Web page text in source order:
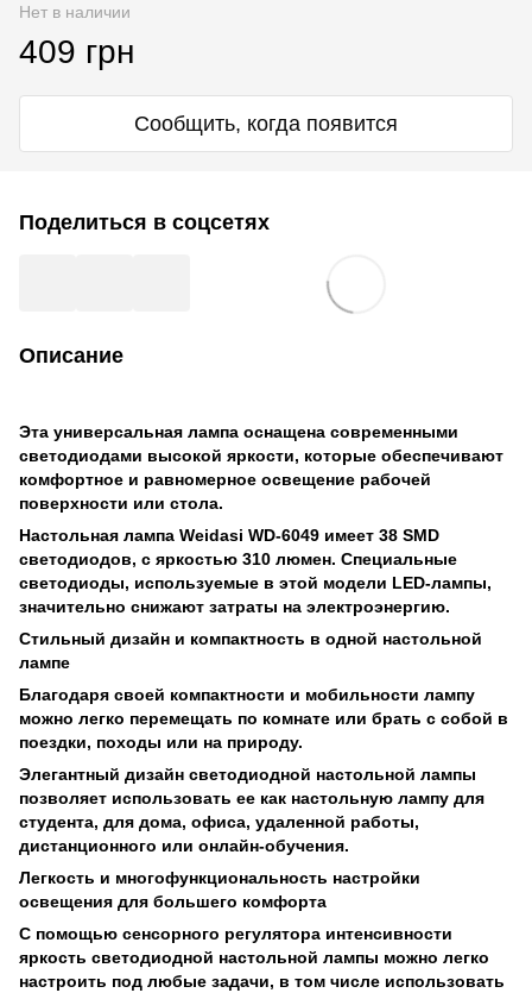
Нет в наличии
409 грн
Сообщить, когда появится
Поделиться в соцсетях
Описание
Эта универсальная лампа оснащена современными
светодиодами высокой яркости, которые обеспечивают
комфортное и равномерное освещение рабочей
поверхности или стола.
Настольная лампа Weidasi WD-6049 имеет 38 SMD
светодиодов, с яркостью 310 люмен. Специальные
светодиоды, используемые в этой модели LED-лампы,
значительно снижают затраты на электроэнергию.
Стильный дизайн и компактность в одной настольной
лампе
Благодаря своей компактности и мобильности лампу
можно легко перемещать по комнате или брать с собой в
поездки, походы или на природу.
Элегантный дизайн светодиодной настольной лампы
позволяет использовать ее как настольную лампу для
студента, для дома, офиса, удаленной работы,
дистанционного или онлайн-обучения.
Легкость и многофункциональность настройки
освещения для большего комфорта
С помощью сенсорного регулятора интенсивности
яркость светодиодной настольной лампы можно легко
настроить под любые задачи, в том числе использовать